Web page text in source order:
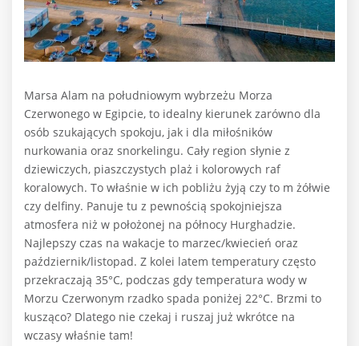
Marsa Alam na południowym wybrzeżu Morza
Czerwonego w Egipcie, to idealny kierunek zarówno dla
osób szukających spokoju, jak i dla miłośników
nurkowania oraz snorkelingu. Cały region słynie z
dziewiczych, piaszczystych plaż i kolorowych raf
koralowych. To właśnie w ich pobliżu żyją czy to m żółwie
czy delfiny. Panuje tu z pewnością spokojniejsza
atmosfera niż w położonej na północy Hurghadzie.
Najlepszy czas na wakacje to marzec/kwiecień oraz
październik/listopad. Z kolei latem temperatury często
przekraczają 35°C, podczas gdy temperatura wody w
Morzu Czerwonym rzadko spada poniżej 22°C. Brzmi to
kusząco? Dlatego nie czekaj i ruszaj już wkrótce na
wczasy właśnie tam!